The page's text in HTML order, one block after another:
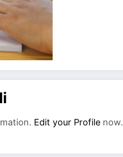
Edit your Profile now.